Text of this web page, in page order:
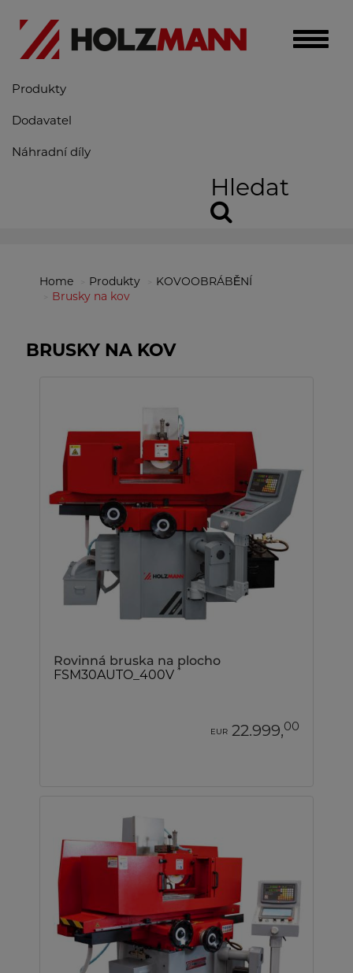
Toggle
Produkty
Dodavatel
Náhradní díly
Hledat
Home Produkty
KOVOOBRÁBĚNÍ
Brusky na kov
BRUSKY NA KOV
Rovinná bruska na plocho
FSM30AUTO_400V *
EUR 22.999,00